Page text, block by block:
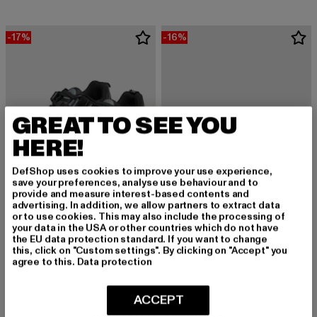
-17%
BUFFALO
Bliss One
-16%
BUFFALO
63,83 EUR
GREAT TO SEE YOU
HERE!
DefShop uses cookies to improve your use experience,
save your preferences, analyse use behaviour and to
provide and measure interest-based contents and
advertising. In addition, we allow partners to extract data
or to use cookies. This may also include the processing of
your data in the USA or other countries which do not have
the EU data protection standard. If you want to change
this, click on "Custom settings". By clicking on "Accept" you
agree to this. Data protection
ACCEPT